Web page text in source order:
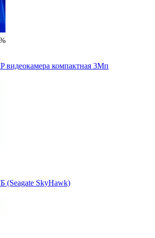
видеокамера компактная 3Мп
(Seagate SkyHawk)